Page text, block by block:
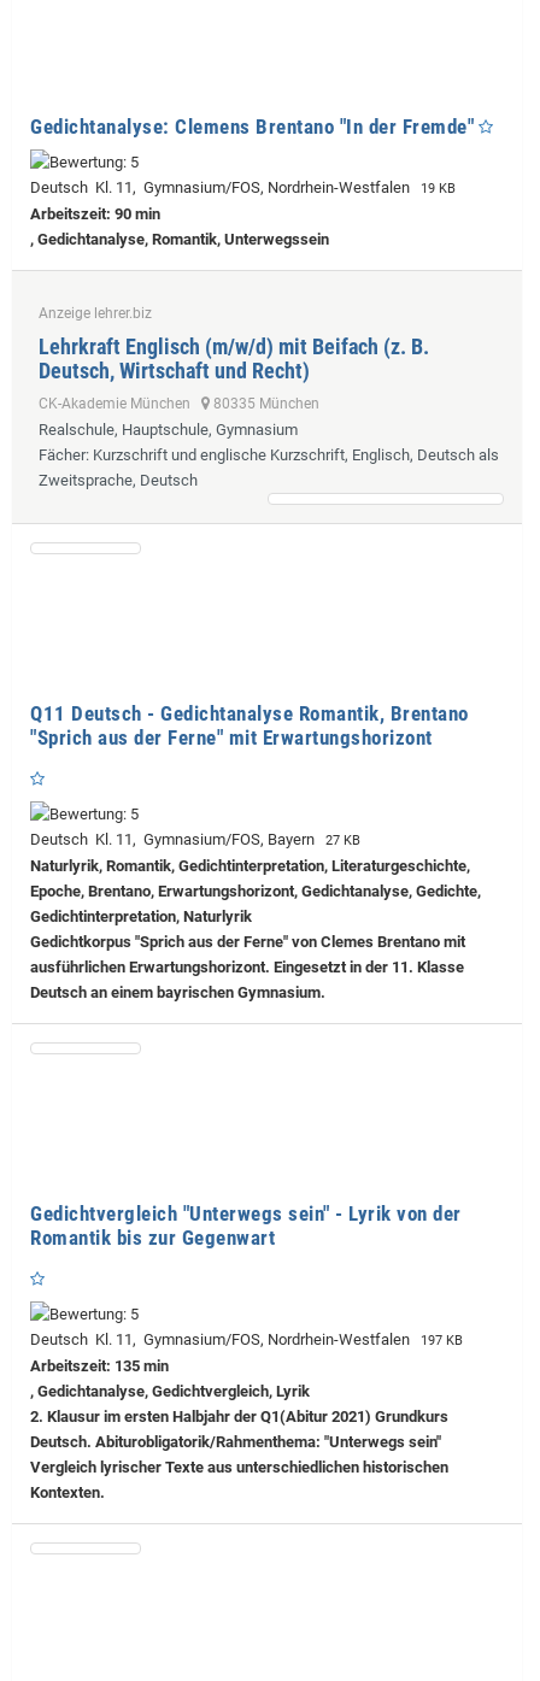
Gedichtanalyse: Clemens Brentano "In der Fremde"
Deutsch Kl. 11, Gymnasium/FOS, Nordrhein-Westfalen 19 KB
Arbeitszeit: 90 min
, Gedichtanalyse, Romantik, Unterwegssein
Anzeige lehrer.biz
Lehrkraft Englisch (m/w/d) mit Beifach (z. B.
Deutsch, Wirtschaft und Recht)
CK-Akademie München 80335 München
Realschule, Hauptschule, Gymnasium
Fächer: Kurzschrift und englische Kurzschrift, Englisch, Deutsch als
Zweitsprache, Deutsch
Q11 Deutsch - Gedichtanalyse Romantik, Brentano
"Sprich aus der Ferne" mit Erwartungshorizont
Deutsch Kl. 11, Gymnasium/FOS, Bayern 27 KB
Naturlyrik, Romantik, Gedichtinterpretation, Literaturgeschichte,
Epoche, Brentano, Erwartungshorizont, Gedichtanalyse, Gedichte,
Gedichtinterpretation, Naturlyrik
Gedichtkorpus "Sprich aus der Ferne" von Clemes Brentano mit
ausführlichen Erwartungshorizont. Eingesetzt in der 11. Klasse
Deutsch an einem bayrischen Gymnasium.
Gedichtvergleich "Unterwegs sein" - Lyrik von der
Romantik bis zur Gegenwart
Deutsch Kl. 11, Gymnasium/FOS, Nordrhein-Westfalen 197 KB
Arbeitszeit: 135 min
, Gedichtanalyse, Gedichtvergleich, Lyrik
2. Klausur im ersten Halbjahr der Q1(Abitur 2021) Grundkurs
Deutsch. Abiturobligatorik/Rahmenthema: "Unterwegs sein"
Vergleich lyrischer Texte aus unterschiedlichen historischen
Kontexten.